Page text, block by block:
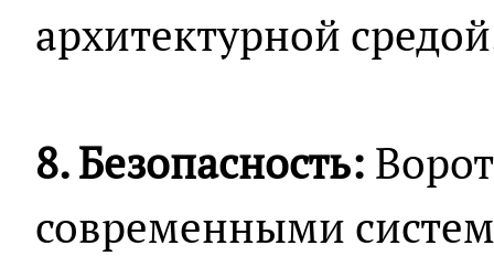
архитектурной
8. Безопасность:
современными